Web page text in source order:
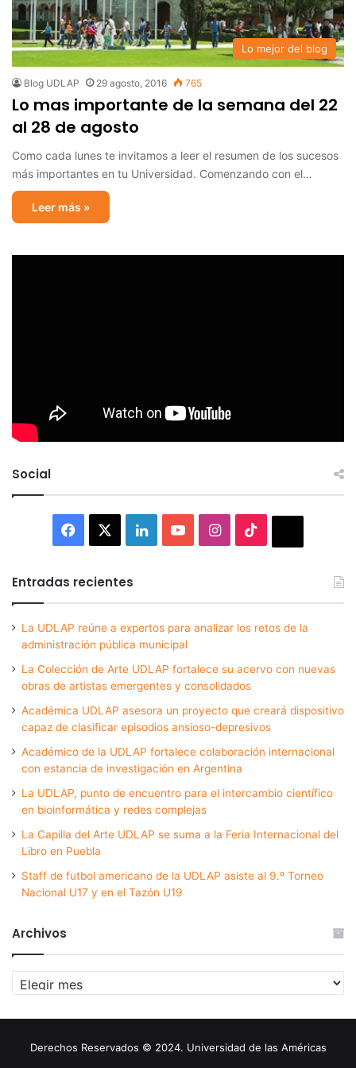
Lo mejor del blog
Blog UDLAP 29 agosto, 2016 765
Lo mas importante de la semana del 22
al 28 de agosto
Como cada lunes te invitamos a leer el resumen de los sucesos
más importantes en tu Universidad. Comenzando con el…
Leer más »
Social
Facebook LinkedInYouTubeInstagram
Entradas recientes
La UDLAP reúne a expertos para analizar los retos de la
administración pública municipal
La Colección de Arte UDLAP fortalece su acervo con nuevas
obras de artistas emergentes y consolidados
Académica UDLAP asesora un proyecto que creará dispositivo
capaz de clasificar episodios ansioso-depresivos
Académico de la UDLAP fortalece colaboración internacional
con estancia de investigación en Argentina
La UDLAP, punto de encuentro para el intercambio científico
en bioinformática y redes complejas
La Capilla del Arte UDLAP se suma a la Feria Internacional del
Libro en Puebla
Staff de futbol americano de la UDLAP asiste al 9.º Torneo
Nacional U17 y en el Tazón U19
Archivos
Archivos
Derechos Reservados © 2024. Universidad de las Américas